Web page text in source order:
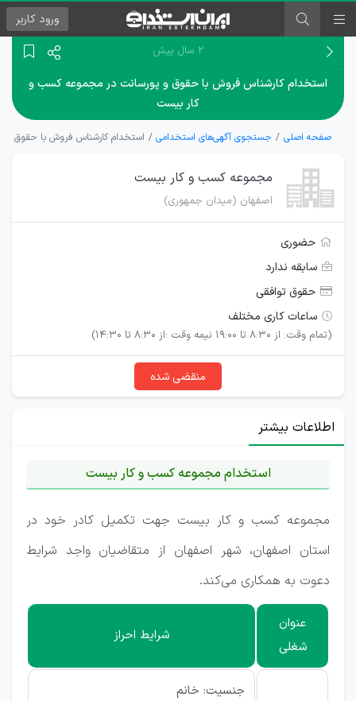
ورود کاربر
۲ سال پیش
استخدام کارشناس فروش با حقوق و پورسانت در مجموعه کسب و
کار بیست
صفحه اصلی جستجوی آگهی‌های استخدامی استخدام کارشناس فروش با حقوق
مجموعه کسب و کار بیست
اصفهان (میدان جمهوری)
حضوری
سابقه ندارد
حقوق توافقی
ساعات کاری مختلف
(تمام وقت: از 8:30 تا 19:00 نیمه وقت :از 8:30 تا 14:30)
منقضی شده
اطلاعات بیشتر
استخدام مجموعه کسب و کار بیست
مجموعه کسب و کار بیست جهت تکمیل کادر خود در
استان اصفهان، شهر اصفهان از متقاضیان واجد شرایط
دعوت به همکاری می‌کند.
عنوان
شغلی
شرایط احراز
جنسیت: خانم